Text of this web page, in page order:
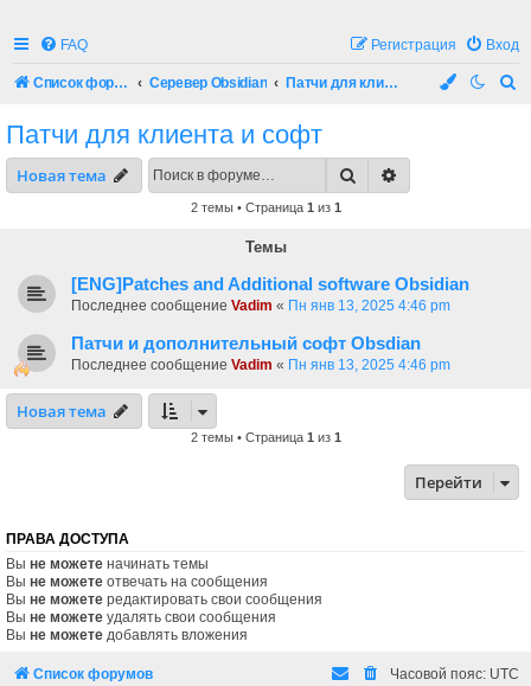
FAQ Вход
Регистрация
Список форумов Серевер Obsidian Патчи для клиента и софт
Патчи для клиента и софт
Новая тема Поиск
2 темы • Страница 1 из 1
Темы
[ENG]Patches and Additional software Obsidian
Последнее сообщение Vadim « Пн янв 13, 2025 4:46 pm
Патчи и дополнительный софт Obsdian
Последнее сообщение Vadim « Пн янв 13, 2025 4:46 pm
Новая тема
2 темы • Страница 1 из 1
Перейти
ПРАВА ДОСТУПА
Вы не можете начинать темы
Вы не можете отвечать на сообщения
Вы не можете редактировать свои сообщения
Вы не можете удалять свои сообщения
Вы не можете добавлять вложения
Список форумов Часовой пояс: UTC